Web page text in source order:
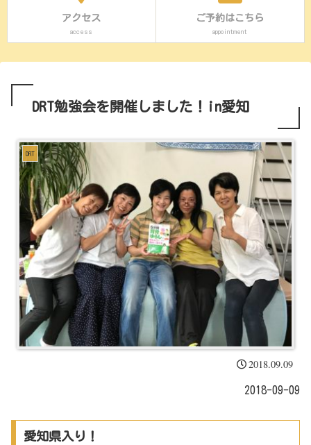
アクセス
access
ご予約はこちら
appointment
DRT勉強会を開催しました！in愛知
DRT
2018.09.09
2018-09-09
愛知県入り！